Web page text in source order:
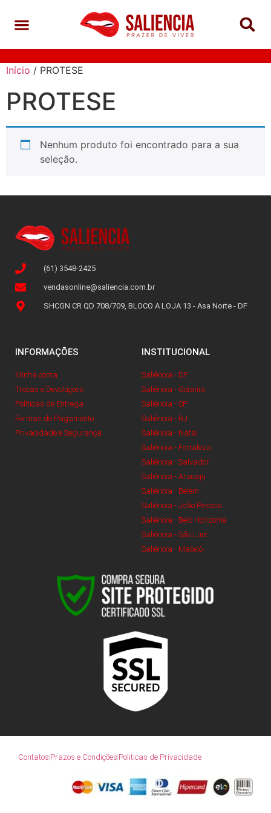
Início / PROTESE
PROTESE
Nenhum produto foi encontrado para a sua
seleção.
(61) 3548-2425
vendasonline@saliencia.com.br
SHCGN CR QD 708/709, BLOCO A LOJA 13 - Asa Norte - DF
INFORMAÇÕES
Minha conta
Trocas e Devoluçoes
Politicas de Entrega
Formas de Pagamento
Privacidade e Segurança
INSTITUCIONAL
Saliência - DF
Saliência - Goiania
Saliência - SP
Saliência - RJ
Saliência - Natal
Saliência - Fortaleza
Saliência - Salvador
Saliência - Aracaju
Saliência - Belém
Saliência - João Pessoa
Saliência - Belo Horizonte
Saliência - São Luiz
Saliência - Maceió
Contatos Prazos e Condições Politicas de Privacidade